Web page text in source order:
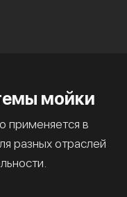
мойки
применяется в
разных отраслей